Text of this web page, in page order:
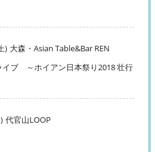
) 大森・Asian Table&Bar REN
イブ ～ホイアン日本祭り2018 壮行
代官山LOOP